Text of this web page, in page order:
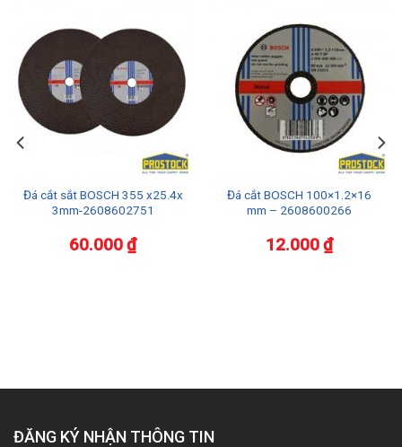
Đá cắt sắt BOSCH 355 x25.4x
3mm-2608602751
60.000₫
Đá cắt BOSCH 100×1.2×16
mm – 2608600266
12.000₫
ĐĂNG KÝ NHẬN THÔNG TIN